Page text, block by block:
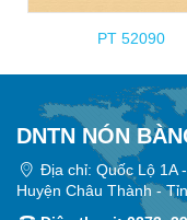
PT 52090
DNTN NÓN
Địa chỉ: Quốc Lộ 1A
Huyện Châu Thành -